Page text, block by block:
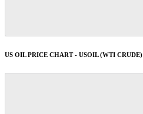
US OIL PRICE CHART - USOIL (WTI CRUDE)